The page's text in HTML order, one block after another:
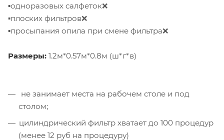
▪одноразовых салфеток❌
▪плоских фильтров❌
▪просыпания опила при смене фильтра❌
Размеры: 1.2м*0.57м*0.8м (ш*г*в)
не занимает места на рабочем столе и под
столом;
цилиндрический фильтр хватает до 100 процедур
(менее 12 руб на процедуру)